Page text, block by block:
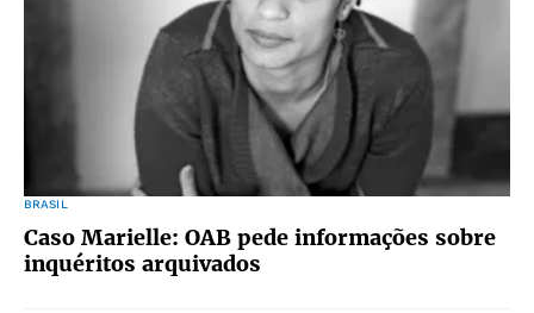
BRASIL
Caso Marielle: OAB pede informações sobre
inquéritos arquivados